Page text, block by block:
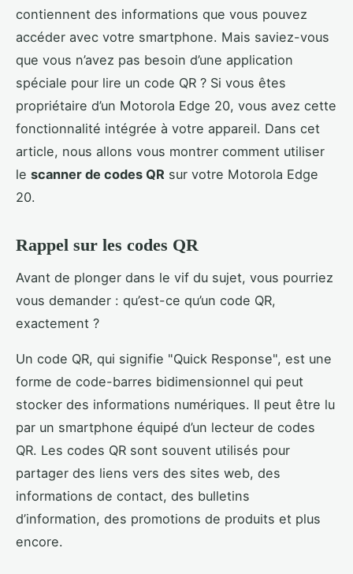
contiennent des informations que vous pouvez
accéder avec votre smartphone. Mais saviez-vous
que vous n’avez pas besoin d’une application
spéciale pour lire un code QR ? Si vous êtes
propriétaire d’un Motorola Edge 20, vous avez cette
fonctionnalité intégrée à votre appareil. Dans cet
article, nous allons vous montrer comment utiliser
le scanner de codes QR sur votre Motorola Edge
20.
Rappel sur les codes QR
Avant de plonger dans le vif du sujet, vous pourriez
vous demander : qu’est-ce qu’un code QR,
exactement ?
Un code QR, qui signifie "Quick Response", est une
forme de code-barres bidimensionnel qui peut
stocker des informations numériques. Il peut être lu
par un smartphone équipé d’un lecteur de codes
QR. Les codes QR sont souvent utilisés pour
partager des liens vers des sites web, des
informations de contact, des bulletins
d’information, des promotions de produits et plus
encore.